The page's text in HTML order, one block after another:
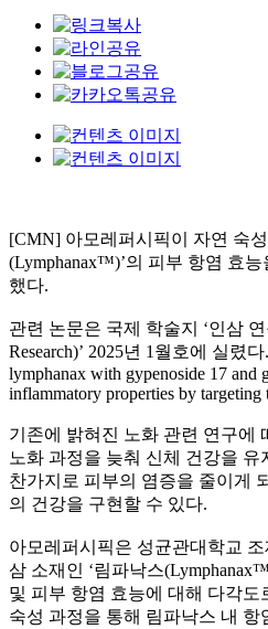
[CMN] 아모레퍼시픽이 자연 숙
(Lymphanax™)’의 피부 항염 효
했다.
관련 논문은 국제 학술지 ‘인삼 연
Research)’ 2025년 1월호에 실렸
lymphanax with gypenoside 17 and
inflammatory properties by
기존에 밝혀진 노화 관련 연구에
노화 과정을 늦춰 신체 건강을
찬가지로 피부의 염증을 줄이게
의 건강을 구현할 수 있다.
아모레퍼시픽은 성균관대학교
삼 소재인 ‘림파낙스
및 피부 항염 효능에 대해 다각도
숙성 과정을 통해 림파낙스 내